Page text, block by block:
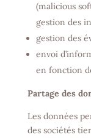
(malicious
gestion des
gestion des
envoi
en fonction
Partage des
Les données
des sociétés